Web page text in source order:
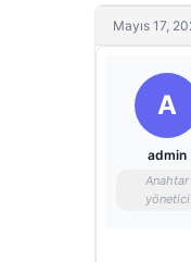
Mayıs 17,
A
admin
Anahtar
yönetici